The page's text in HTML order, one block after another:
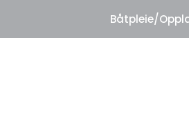
Båtpleie/